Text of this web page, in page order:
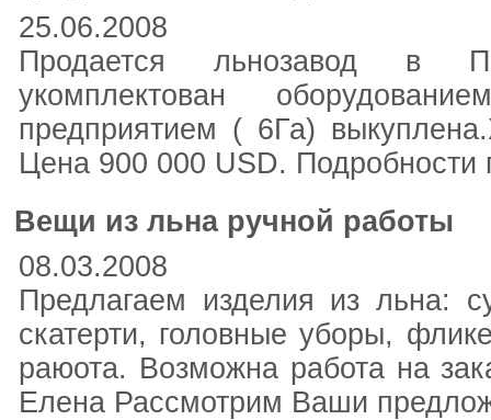
25.06.2008
Продается льнозавод в
укомплектован
предприятием ( 6Га)
Цена 900 000 USD. Подробности
Вещи из льна ручной работы
08.03.2008
Предлагаем изделия из льна:
скатерти, головные уборы,
раюота. Возможна работа на
Елена Рассмотрим Ваши